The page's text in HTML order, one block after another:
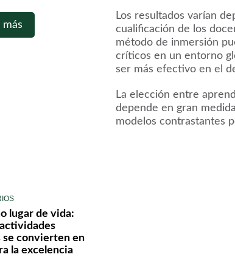
más
lugar de vida:
convierten en
la excelencia
Los resultados varían
cualificación de los
método de inmersión
críticos en un entorno
ser más efectivo en el
La elección entre
depende en gran
modelos contrastantes